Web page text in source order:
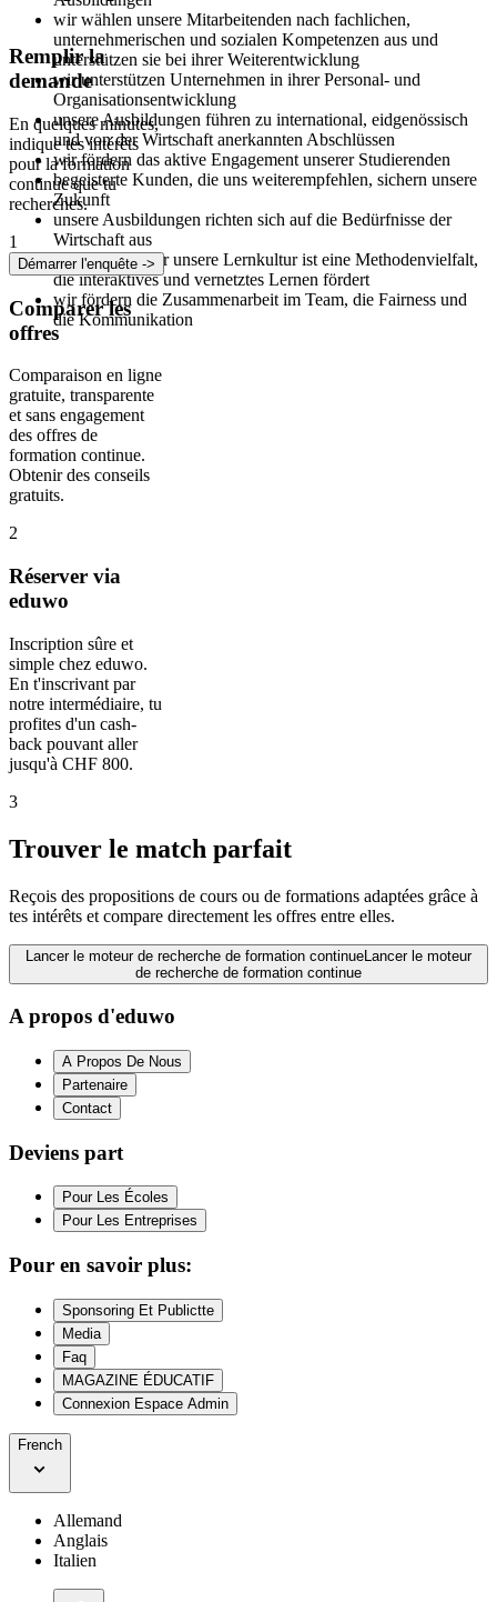
wir wählen unsere Mitarbeitenden nach fachlichen,
unternehmerischen und sozialen Kompetenzen aus und
unterstützen sie bei ihrer Weiterentwicklung
wir unterstützen Unternehmen in ihrer Personal- und
Organisationsentwicklung
unsere Ausbildungen führen zu international, eidgenössisch
und von der Wirtschaft anerkannten Abschlüssen
wir fördern das aktive Engagement unserer Studierenden
begeisterte Kunden, die uns weiterempfehlen, sichern unsere
Zukunft
unsere Ausbildungen richten sich auf die Bedürfnisse der
Wirtschaft aus
der Massstab für unsere Lernkultur ist eine Methodenvielfalt,
die interaktives und vernetztes Lernen fördert
wir fördern die Zusammenarbeit im Team, die Fairness und
die Kommunikation
Remplir la
demande
En quelques minutes,
indique tes intérêts
pour la formation
continue que tu
recherches.
1
Démarrer l'enquête ->
Comparer les
offres
Comparaison en ligne
gratuite, transparente
et sans engagement
des offres de
formation continue.
Obtenir des conseils
gratuits.
2
Réserver via
eduwo
Inscription sûre et
simple chez eduwo.
En t'inscrivant par
notre intermédiaire, tu
profites d'un cash-
back pouvant aller
jusqu'à CHF 800.
3
Trouver le match parfait
Reçois des propositions de cours ou de formations adaptées grâce à
tes intérêts et compare directement les offres entre elles.
Lancer le moteur de recherche de formation continueLancer le moteur
de recherche de formation continue
A propos d'eduwo
A Propos De Nous
Partenaire
Contact
Deviens part
Pour Les Écoles
Pour Les Entreprises
Pour en savoir plus:
Sponsoring Et Publictte
Media
Faq
MAGAZINE ÉDUCATIF
Connexion Espace Admin
French
Allemand
Anglais
Italien